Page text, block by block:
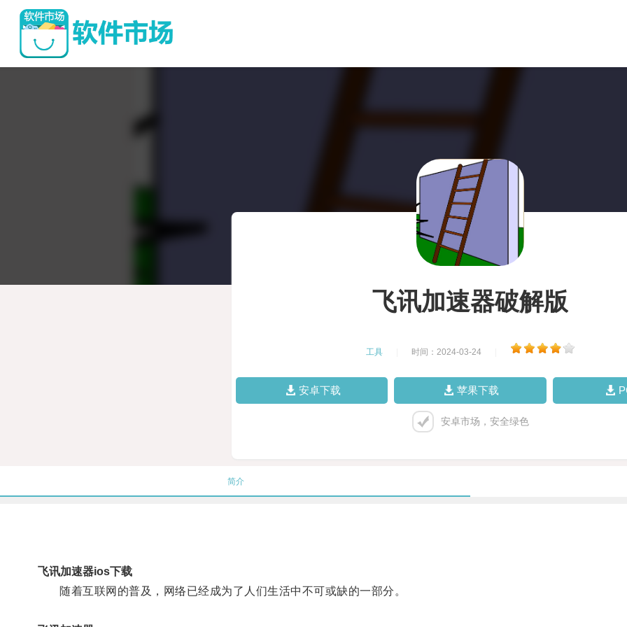
飞讯加速器破解版
工具 时间：2024-03-24
安卓下载 苹果下载
安卓市场，安全绿色
简介
飞讯加速器ios下载
随着互联网的普及，网络已经成为了人们生活中不可或缺的一部分。